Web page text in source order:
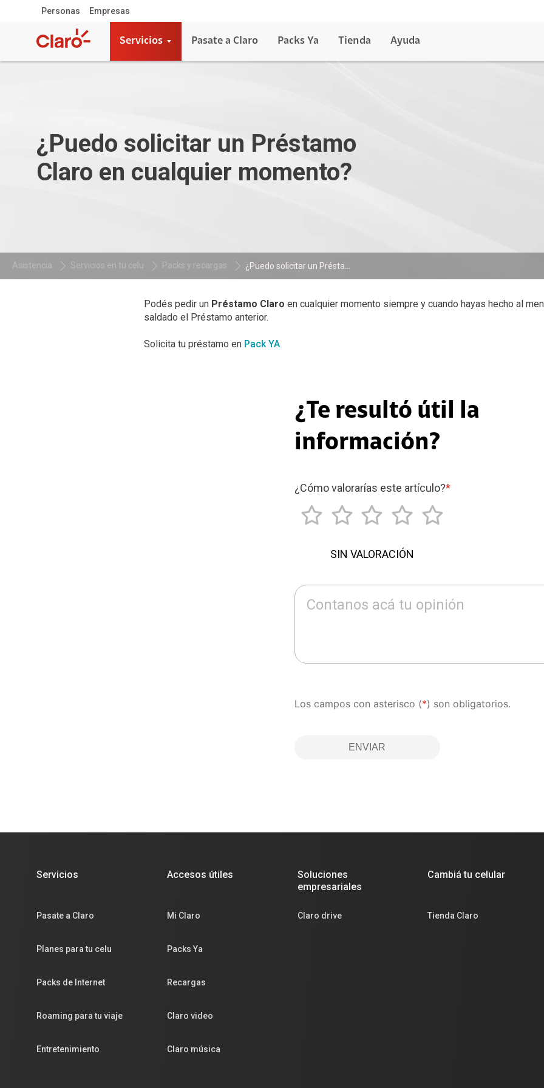
Personas Empresas
Servicios Pasate a Claro Packs Ya Tienda Ayuda
¿Puedo solicitar un Préstamo
Claro en cualquier momento?
Asistencia Servicios en tu celu Packs y recargas ¿Puedo solicitar un Présta...
Podés pedir un Préstamo Claro en cualquier momento siempre y cuando hayas hecho al
saldado el Préstamo anterior.
Solicita tu préstamo en Pack YA
¿Te resultó útil la
información?
¿Cómo valorarías este artículo?*
SIN VALORACIÓN
Contanos acá tu opinión
Los campos con asterisco (*) son obligatorios.
ENVIAR
Servicios
Pasate a Claro
Planes para tu celu
Packs de Internet
Roaming para tu viaje
Entretenimiento
Accesos útiles
Mi Claro
Packs Ya
Recargas
Claro video
Claro música
Soluciones
empresariales
Claro drive
Cambiá tu celular
Tienda Claro